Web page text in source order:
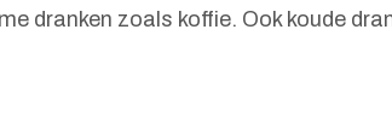
dranken zoals koffie. Ook koude